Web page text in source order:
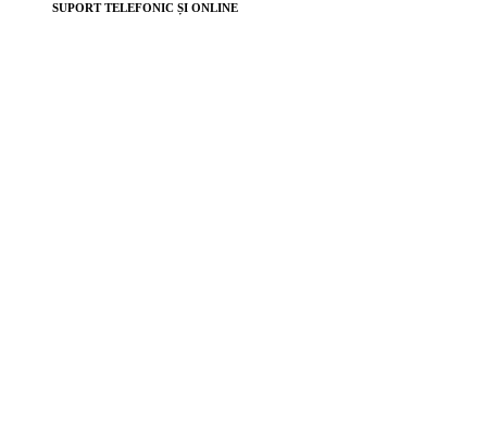
SUPORT TELEFONIC ȘI ONLINE